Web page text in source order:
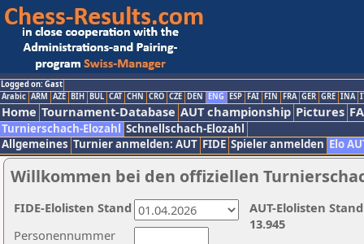
Logged on: Gast
Arabic ARM AZE BIH BUL CAT CHN CRO CZE DEN ENG ESP FAI FIN FRA GER GRE INA
Home Tournament-Database AUT championship Pictures
Turnierschach-Elozahl Schnellschach-Elozahl
Allgemeines Turnier anmelden: AUT FIDE Spieler anmelden Elo
Willkommen bei den offiziellen
Personennummer
AUT-Elolisten
13.945
FIDE-Elolisten Stand